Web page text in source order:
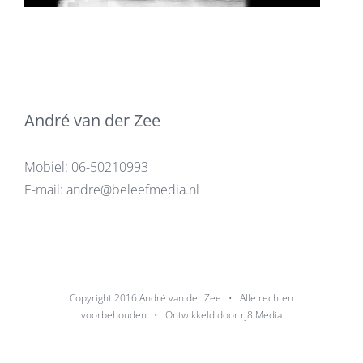
André van der Zee
Mobiel: 06-50210993
E-mail: andre@beleefmedia.nl
Copyright 2016André van der Zee • Alle rechten
voorbehouden • Ontwikkeld door rj8 Media